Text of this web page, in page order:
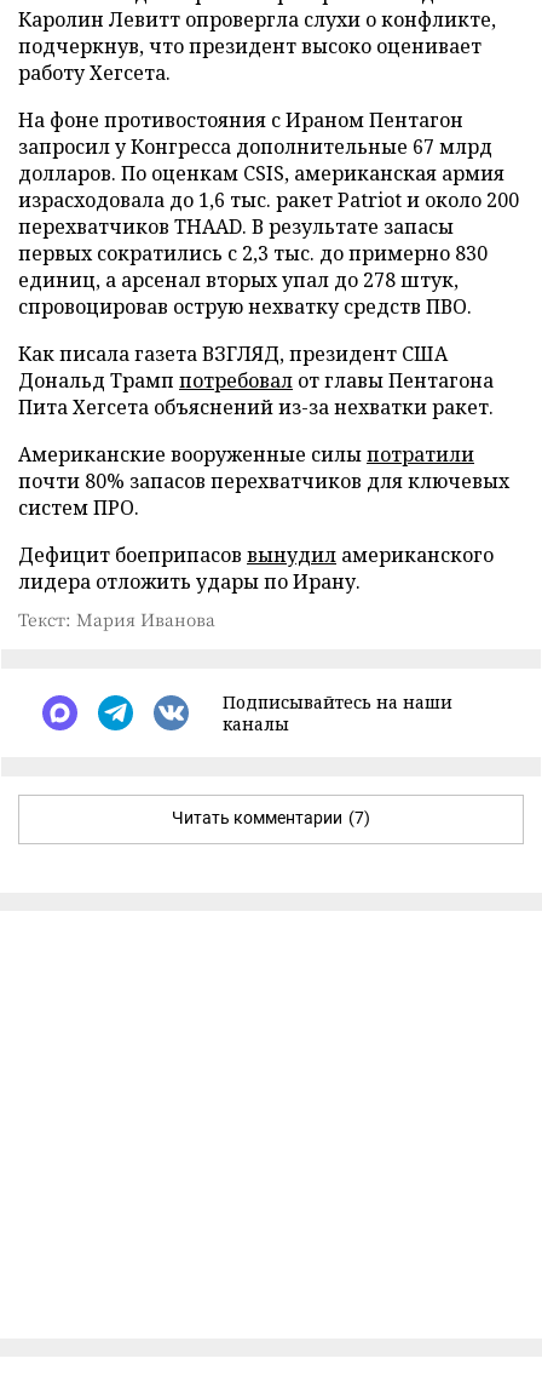
Каролин Левитт опровергла слухи о конфликте,
подчеркнув, что президент высоко оценивает
работу Хегсета.
На фоне противостояния с Ираном Пентагон
запросил у Конгресса дополнительные 67 млрд
долларов. По оценкам CSIS, американская армия
израсходовала до 1,6 тыс. ракет Patriot и около 200
перехватчиков THAAD. В результате запасы
первых сократились с 2,3 тыс. до примерно 830
единиц, а арсенал вторых упал до 278 штук,
спровоцировав острую нехватку средств ПВО.
Как писала газета ВЗГЛЯД, президент США
Дональд Трамп потребовал от главы Пентагона
Пита Хегсета объяснений из-за нехватки ракет.
Американские вооруженные силыпотратили
почти 80% запасов перехватчиков для ключевых
систем ПРО.
Дефицит боеприпасов вынудил американского
лидера отложить удары по Ирану.
Текст: Мария Иванова
Подписывайтесь на наши
каналы
Читать комментарии (7)